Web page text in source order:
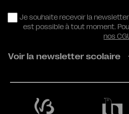
Je souhaite recevoir la
est possible à tout moment.
nos
Voir la newsletter scolaire